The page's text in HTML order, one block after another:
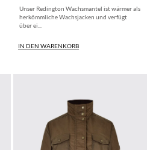
Unser Redington Wachsmantel ist wärmer als
herkömmliche Wachsjacken und verfügt
über ei...
IN DEN WARENKORB